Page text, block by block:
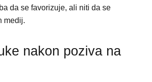
da se favorizuje, ali niti da se
medij.
nakon poziva na